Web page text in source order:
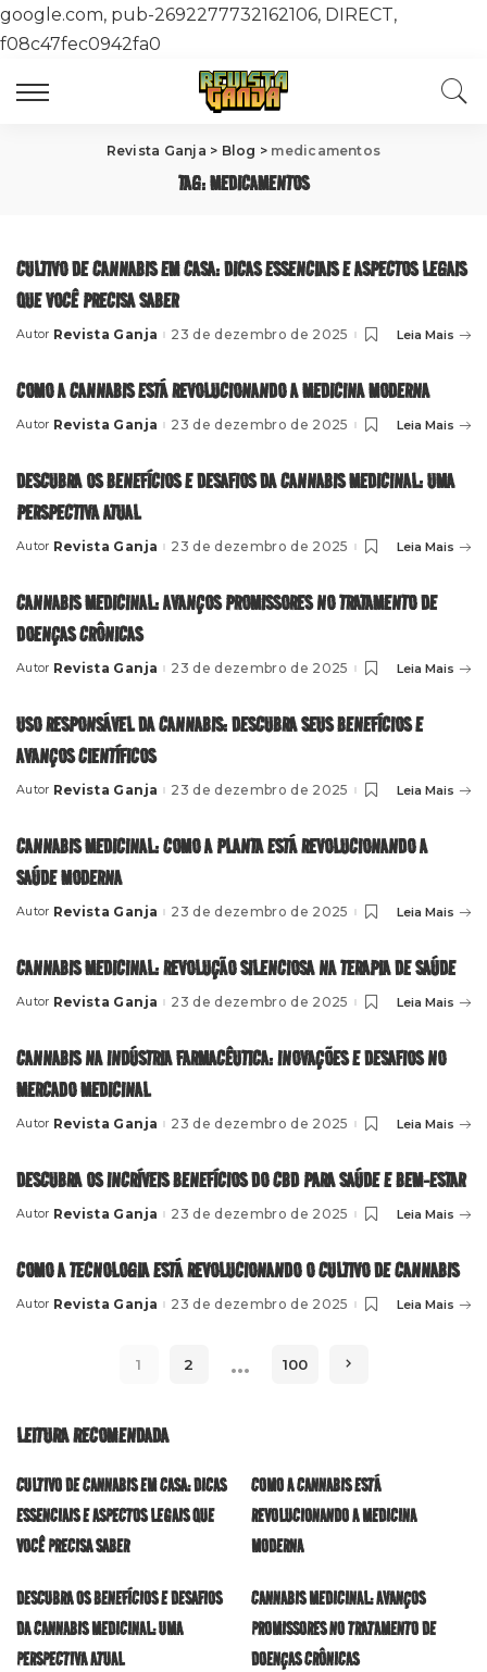
google.com, pub-2692277732162106, DIRECT,
f08c47fec0942fa0
Revista Ganja > Blog > medicamentos
TAG:MEDICAMENTOS
CULTIVO DE CANNABIS EM CASA: DICAS ESSENCIAIS E ASPECTOS LEGAIS
QUE VOCÊ PRECISA SABER
Posted
Autor Revista Ganja 23 de dezembro de 2025 Leia Mais
COMO A CANNABIS ESTÁ REVOLUCIONANDO A MEDICINA MODERNA
Posted
Autor Revista Ganja 23 de dezembro de 2025 Leia Mais
DESCUBRA OS BENEFÍCIOS E DESAFIOS DA CANNABIS MEDICINAL: UMA
PERSPECTIVA ATUAL
Posted
Autor Revista Ganja 23 de dezembro de 2025 Leia Mais
CANNABIS MEDICINAL: AVANÇOS PROMISSORES NO TRATAMENTO DE
DOENÇAS CRÔNICAS
Posted
Autor Revista Ganja 23 de dezembro de 2025 Leia Mais
USO RESPONSÁVEL DA CANNABIS: DESCUBRA SEUS BENEFÍCIOS E
AVANÇOS CIENTÍFICOS
Posted
Autor Revista Ganja 23 de dezembro de 2025 Leia Mais
CANNABIS MEDICINAL: COMO A PLANTA ESTÁ REVOLUCIONANDO A
SAÚDE MODERNA
Posted
Autor Revista Ganja 23 de dezembro de 2025 Leia Mais
CANNABIS MEDICINAL: REVOLUÇÃO SILENCIOSA NA TERAPIA DE SAÚDE
Posted
Autor Revista Ganja 23 de dezembro de 2025 Leia Mais
CANNABIS NA INDÚSTRIA FARMACÊUTICA: INOVAÇÕES E DESAFIOS NO
MERCADO MEDICINAL
Posted
Autor Revista Ganja 23 de dezembro de 2025 Leia Mais
DESCUBRA OS INCRÍVEIS BENEFÍCIOS DO CBD PARA SAÚDE E BEM-ESTAR
Posted
Autor Revista Ganja 23 de dezembro de 2025 Leia Mais
COMO A TECNOLOGIA ESTÁ REVOLUCIONANDO O CULTIVO DE CANNABIS
Posted
Autor Revista Ganja 23 de dezembro de 2025 Leia Mais
1 2 … 100
LEITURA RECOMENDADA
CULTIVO DE CANNABIS EM CASA: DICAS
ESSENCIAIS E ASPECTOS LEGAIS QUE
VOCÊ PRECISA SABER
COMO A CANNABIS ESTÁ
REVOLUCIONANDO A MEDICINA
MODERNA
DESCUBRA OS BENEFÍCIOS E DESAFIOS
DA CANNABIS MEDICINAL: UMA
PERSPECTIVA ATUAL
CANNABIS MEDICINAL: AVANÇOS
PROMISSORES NO TRATAMENTO DE
DOENÇAS CRÔNICAS